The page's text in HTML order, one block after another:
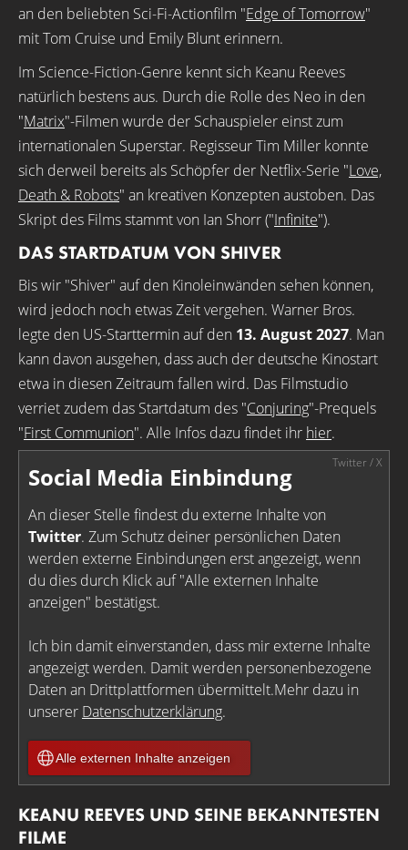
an den beliebten Sci-Fi-Actionfilm "Edge of Tomorrow"
mit Tom Cruise und Emily Blunt erinnern.
Im Science-Fiction-Genre kennt sich Keanu Reeves
natürlich bestens aus. Durch die Rolle des Neo in den
"Matrix"-Filmen wurde der Schauspieler einst zum
internationalen Superstar. Regisseur Tim Miller konnte
sich derweil bereits als Schöpfer der Netflix-Serie "Love,
Death & Robots" an kreativen Konzepten austoben. Das
Skript des Films stammt von Ian Shorr ("Infinite").
DAS STARTDATUM VON SHIVER
Bis wir "Shiver" auf den Kinoleinwänden sehen können,
wird jedoch noch etwas Zeit vergehen. Warner Bros.
legte den US-Starttermin auf den 13. August 2027. Man
kann davon ausgehen, dass auch der deutsche Kinostart
etwa in diesen Zeitraum fallen wird. Das Filmstudio
verriet zudem das Startdatum des "Conjuring"-Prequels
"First Communion". Alle Infos dazu findet ihr hier.
Social Media Einbindung
An dieser Stelle findest du externe Inhalte von
Twitter. Zum Schutz deiner persönlichen Daten
werden externe Einbindungen erst angezeigt, wenn
du dies durch Klick auf "Alle externen Inhalte
anzeigen" bestätigst.
Ich bin damit einverstanden, dass mir externe Inhalte
angezeigt werden. Damit werden personenbezogene
Daten an Drittplattformen übermittelt.Mehr dazu in
unserer Datenschutzerklärung.
Alle externen Inhalte anzeigen
KEANU REEVES UND SEINE BEKANNTESTEN
FILME